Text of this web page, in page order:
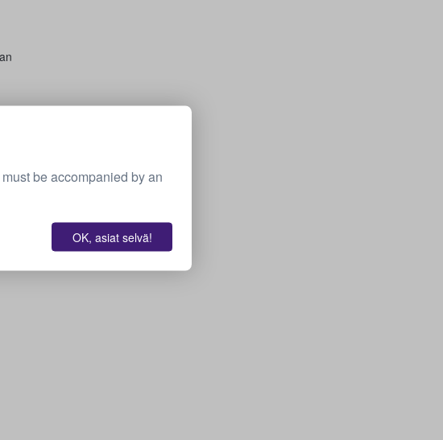
be accompanied by an
OK, asiat selvä!